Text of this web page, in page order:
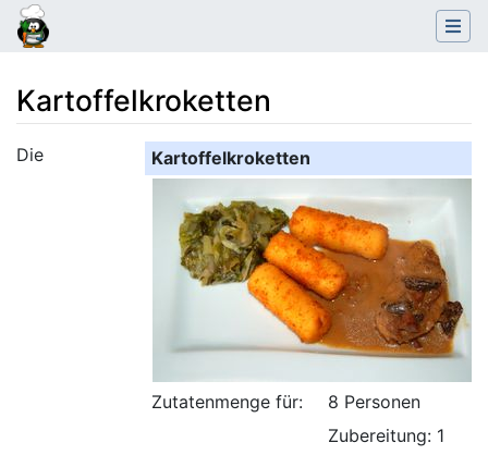
Kartoffelkroketten
Wechseln zu: Navigation,Suche
Kartoffelkroketten
Zutatenmenge für: 8 Personen
Zubereitung: 1
Die